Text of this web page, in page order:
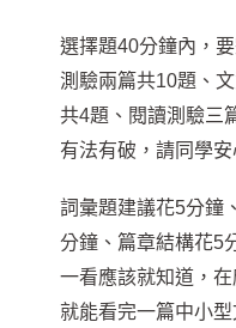
選擇題40分鐘內，
測驗兩篇共10題、
共4題、閱讀測驗三
有法有破，請同學安
詞彙題建議花5分鐘
分鐘、篇章結構花5
一看應該就知道，
就能看完一篇中小